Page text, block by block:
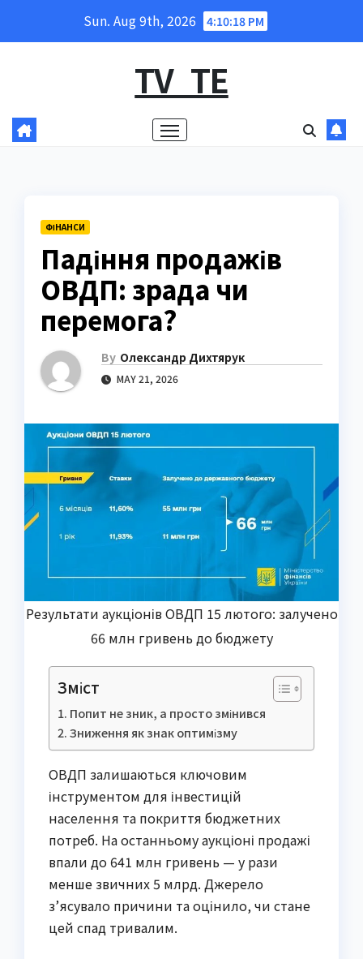
Sun. Aug 9th, 2026 4:10:20 PM
TV_TE
ФІНАНСИ
Падіння продажів
ОВДП: зрада чи
перемога?
By Олександр Дихтярук
MAY 21, 2026
Результати аукціонів ОВДП 15 лютого: залучено
66 млн гривень до бюджету
Зміст
Попит не зник, а просто змінився
Зниження як знак оптимізму
ОВДП залишаються ключовим
інструментом для інвестицій
населення та покриття бюджетних
потреб. На останньому аукціоні продажі
впали до 641 млн гривень — у рази
менше звичних 5 млрд. Джерело
з’ясувало причини та оцінило, чи стане
цей спад тривалим.